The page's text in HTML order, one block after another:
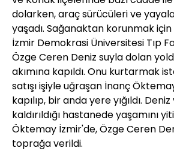
dolarken, araç sürücüleri ve
yaşadı. Sağanaktan korunmak
İzmir Demokrasi Üniversitesi Tıp
Özge Ceren Deniz suyla dolan
akımına kapıldı. Onu kurtarmak
satışı işiyle uğraşan İnanç
kapılıp, bir anda yere yığıldı.
kaldırıldığı hastanede yaşamını
Öktemay İzmir'de, Özge Ceren
toprağa verildi.